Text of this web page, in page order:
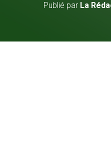
Publié par La